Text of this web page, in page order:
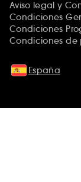
Aviso legal y
Condiciones
Condiciones
Condiciones
España